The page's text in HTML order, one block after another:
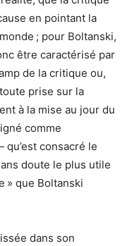
en pointant la
; pour Boltanski,
être caractérisé par
de la critique ou,
prise sur la
à la mise au jour du
comme
qu’est consacré le
doute le plus utile
» que Boltanski
dans son